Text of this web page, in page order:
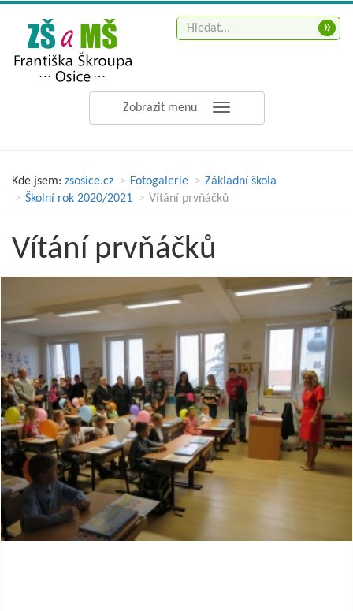
Zobrazit menu
»
Kde jsem: zsosice.cz Fotogalerie
Základní škola
Školní rok 2020/2021
Vítání prvňáčků
Vítání prvňáčků